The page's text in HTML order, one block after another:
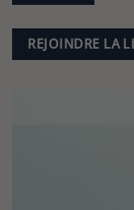
REJOINDRE LA